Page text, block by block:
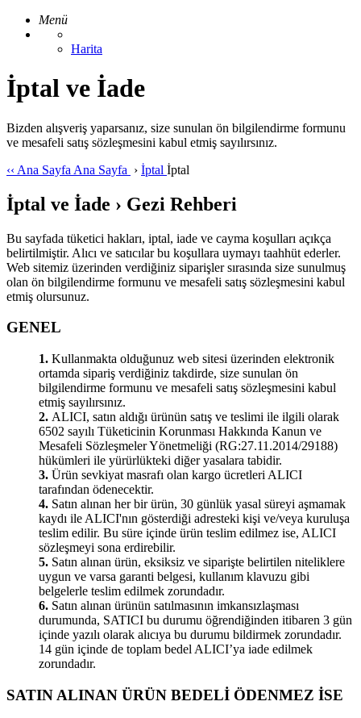
Menü
Harita
İptal ve İade
Bizden alışveriş yaparsanız, size sunulan ön bilgilendirme formunu
ve mesafeli satış sözleşmesini kabul etmiş sayılırsınız.
‹‹ Ana Sayfa Ana Sayfa › İptal İptal
İptal ve İade › Gezi Rehberi
Bu sayfada tüketici hakları, iptal, iade ve cayma koşulları açıkça
belirtilmiştir. Alıcı ve satıcılar bu koşullara uymayı taahhüt ederler.
Web sitemiz üzerinden verdiğiniz siparişler sırasında size sunulmuş
olan ön bilgilendirme formunu ve mesafeli satış sözleşmesini kabul
etmiş olursunuz.
GENEL
1. Kullanmakta olduğunuz web sitesi üzerinden elektronik
ortamda sipariş verdiğiniz takdirde, size sunulan ön
bilgilendirme formunu ve mesafeli satış sözleşmesini kabul
etmiş sayılırsınız.
2. ALICI, satın aldığı ürünün satış ve teslimi ile ilgili olarak
6502 sayılı Tüketicinin Korunması Hakkında Kanun ve
Mesafeli Sözleşmeler Yönetmeliği (RG:27.11.2014/29188)
hükümleri ile yürürlükteki diğer yasalara tabidir.
3. Ürün sevkiyat masrafı olan kargo ücretleri ALICI
tarafından ödenecektir.
4. Satın alınan her bir ürün, 30 günlük yasal süreyi aşmamak
kaydı ile ALICI'nın gösterdiği adresteki kişi ve/veya kuruluşa
teslim edilir. Bu süre içinde ürün teslim edilmez ise, ALICI
sözleşmeyi sona erdirebilir.
5. Satın alınan ürün, eksiksiz ve siparişte belirtilen niteliklere
uygun ve varsa garanti belgesi, kullanım klavuzu gibi
belgelerle teslim edilmek zorundadır.
6. Satın alınan ürünün satılmasının imkansızlaşması
durumunda, SATICI bu durumu öğrendiğinden itibaren 3 gün
içinde yazılı olarak alıcıya bu durumu bildirmek zorundadır.
14 gün içinde de toplam bedel ALICI’ya iade edilmek
zorundadır.
SATIN ALINAN ÜRÜN BEDELİ ÖDENMEZ İSE